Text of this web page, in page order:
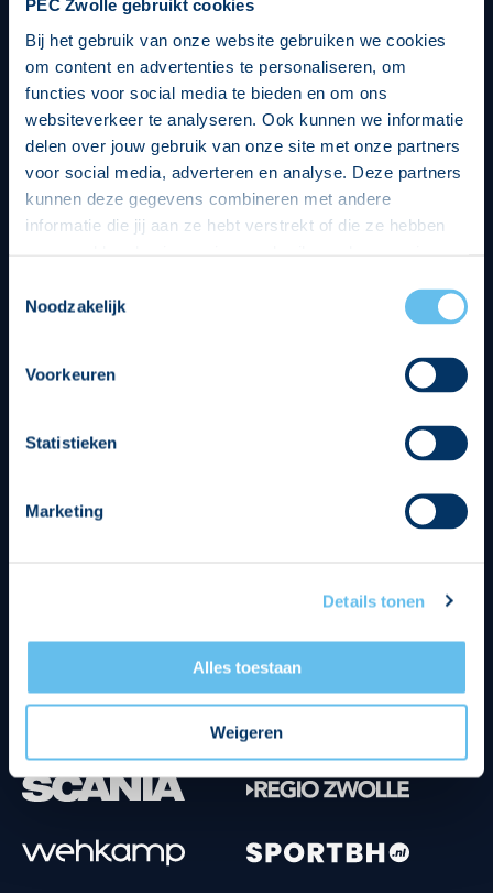
PEC Zwolle gebruikt cookies
Bij het gebruik van onze website gebruiken we cookies
om content en advertenties te personaliseren, om
functies voor social media te bieden en om ons
websiteverkeer te analyseren. Ook kunnen we informatie
delen over jouw gebruik van onze site met onze partners
voor social media, adverteren en analyse. Deze partners
kunnen deze gegevens combineren met andere
informatie die jij aan ze hebt verstrekt of die ze hebben
op een veilige en integere wijze. Je kunt je toestemming
beheren op de privacy- en cookieverklaring pagina.
Noodzakelijk
Voorkeuren
Statistieken
Marketing
Details tonen
Alles toestaan
Weigeren